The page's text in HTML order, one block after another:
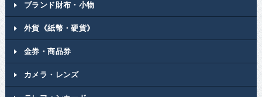
ブランド財布・小物
外貨《紙幣・硬貨》
金券・商品券
カメラ・レンズ